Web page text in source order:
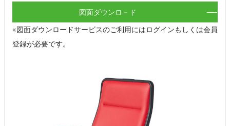
図面ダウンロ－ド
※図面ダウンロードサービスのご利用にはログインもしくは会員
登録が必要です。